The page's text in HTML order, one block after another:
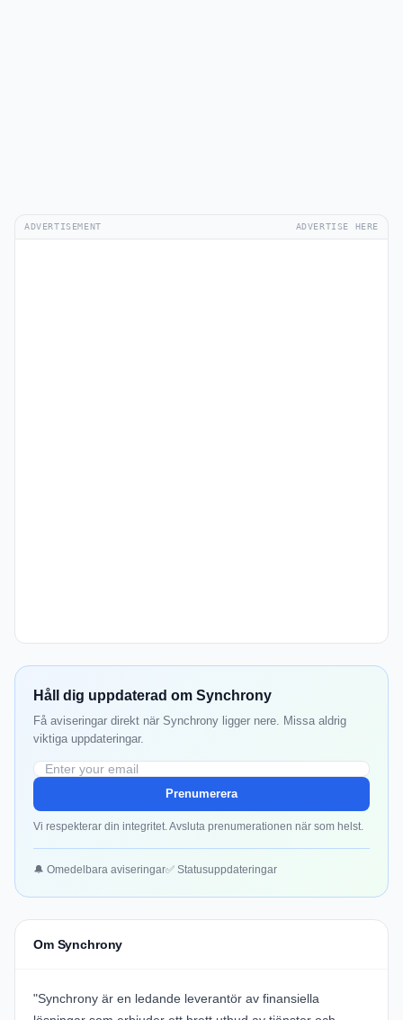
ADVERTISEMENT ADVERTISE HERE
Håll dig uppdaterad om Synchrony
Få aviseringar direkt när Synchrony ligger nere. Missa aldrig
viktiga uppdateringar.
Prenumerera
Vi respekterar din integritet. Avsluta prenumerationen när som helst.
🔔 Omedelbara aviseringar✅ Statusuppdateringar
Om Synchrony
"Synchrony är en ledande leverantör av finansiella